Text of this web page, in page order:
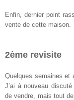
Enfin, dernier point
vente de cette maison.
2ème revisite
Quelques semaines et
J’ai à nouveau
de vendre, mais tout